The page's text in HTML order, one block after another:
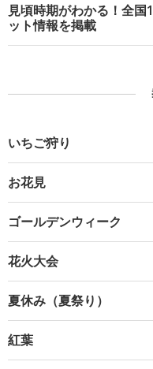
見頃時期がわかる！全
ット情報を掲載
いちご狩り
お花見
ゴールデンウィーク
花火大会
夏休み（夏祭り）
紅葉